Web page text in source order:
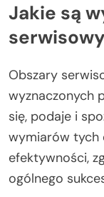
Jakie są
Obszary
wyznaczonych
się, podaje i
wymiarów tych
efektywności,
ogólnego